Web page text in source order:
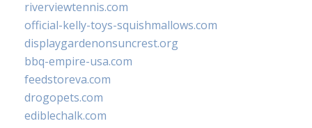
riverviewtennis.com
official-kelly-toys-squishmallows.com
displaygardenonsuncrest.org
bbq-empire-usa.com
feedstoreva.com
drogopets.com
ediblechalk.com